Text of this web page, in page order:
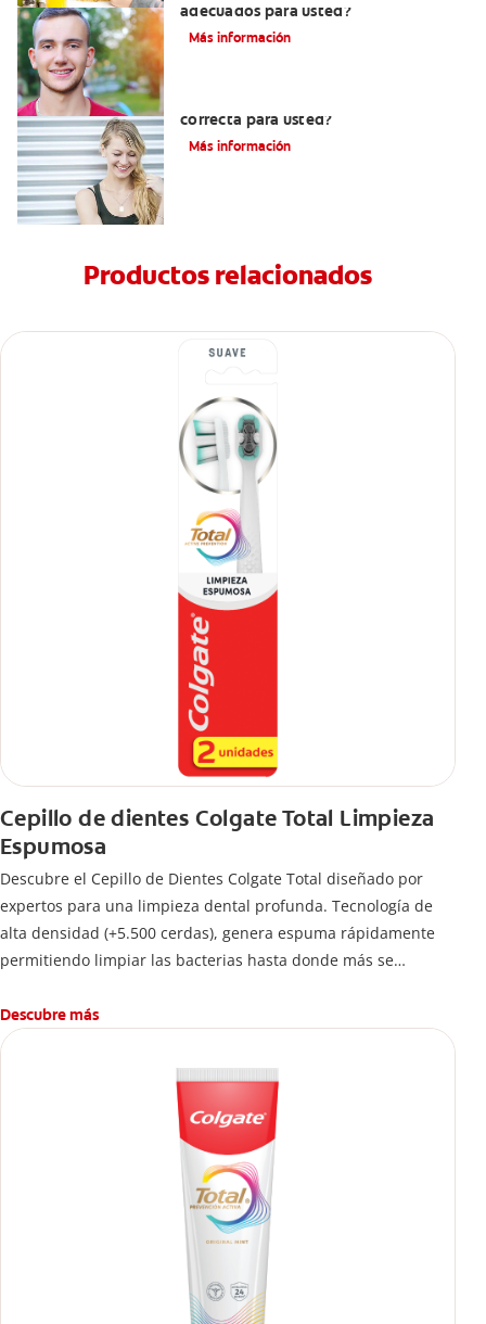
adecuados para usted?
Más información
correcta para usted?
Más información
Productos relacionados
Cepillo de dientes Colgate Total Limpieza
Espumosa
Descubre el Cepillo de Dientes Colgate Total diseñado por
expertos para una limpieza dental profunda. Tecnología de
alta densidad (+5.500 cerdas), genera espuma rápidamente
permitiendo limpiar las bacterias hasta donde más se
Descubre más